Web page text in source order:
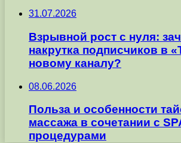
31.07.2026
Взрывной рост с нуля:
накрутка подписчиков в
новому каналу?
08.06.2026
Польза и особенности
массажа в сочетании с
процедурами